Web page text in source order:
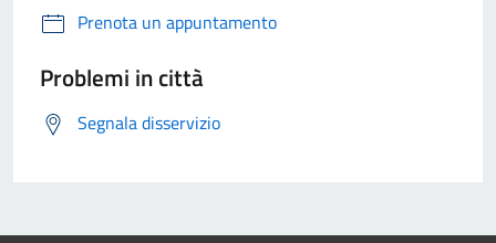
Prenota un appuntamento
Problemi in città
Segnala disservizio